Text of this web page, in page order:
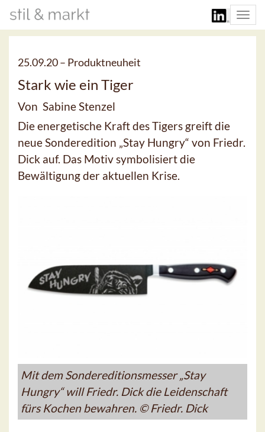
25.09.20 – Produktneuheit
Stark wie ein Tiger
Von Sabine Stenzel
Die energetische Kraft des Tigers greift die
neue Sonderedition „Stay Hungry“ von Friedr.
Dick auf. Das Motiv symbolisiert die
Bewältigung der aktuellen Krise.
Mit dem Sondereditionsmesser „Stay
Hungry“ will Friedr. Dick die Leidenschaft
fürs Kochen bewahren. © Friedr. Dick